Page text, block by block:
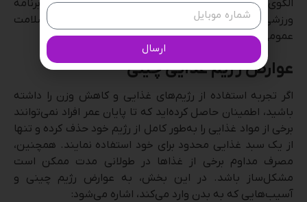
الگوی زندگی، مصرف متوازن انواع مواد غذایی و اجرای یک برنامه
ورزشی مناسب است. همچنین، افراد نیاز به توجه به سلامت
عمومی بدن و حفظ تعادل در مواد مغذی دارند.
عوارض رژیم غذایی چینی
اگر تجربه استفاده از رژیم‌های غذایی و کاهش وزن را داشته
باشید، اطمینان حاصل کرده‌اید که تا پایان عمر افراد نمی‌توانند
برخی از مواد غذایی را به‌طور کامل از رژیم خود حذف کرده و تنها
از یک سبد غذایی محدود برای خود استفاده نمایند. همچنین،
مصرف مداوم برخی از غذاها در طولانی مدت ممکن است
مشکل‌ساز باشد. در این بخش، به عوارض رژیم چینی و
آسیب‌هایی که به بدن وارد می‌کند، اشاره می‌شود:
ارسال